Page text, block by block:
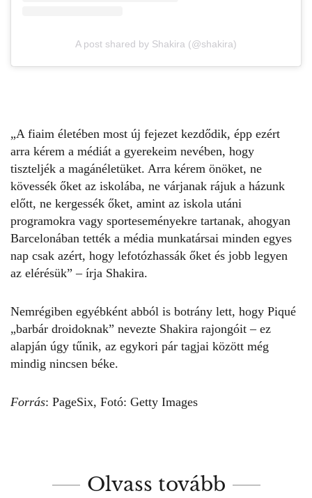
A post shared by Shakira (@shakira)
„A fiaim életében most új fejezet kezdődik, épp ezért
arra kérem a médiát a gyerekeim nevében, hogy
tiszteljék a magánéletüket. Arra kérem önöket, ne
kövessék őket az iskolába, ne várjanak rájuk a házunk
előtt, ne kergessék őket, amint az iskola utáni
programokra vagy sporteseményekre tartanak, ahogyan
Barcelonában tették a média munkatársai minden egyes
nap csak azért, hogy lefotózhassák őket és jobb legyen
az elérésük” – írja Shakira.
Nemrégiben egyébként abból is botrány lett, hogy Piqué
„barbár droidoknak” nevezte Shakira rajongóit – ez
alapján úgy tűnik, az egykori pár tagjai között még
mindig nincsen béke.
Forrás: PageSix, Fotó: Getty Images
Olvass tovább